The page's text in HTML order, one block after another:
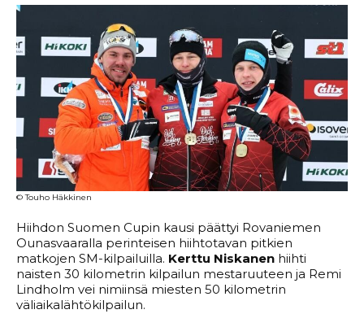
© Touho Häkkinen
Hiihdon Suomen Cupin kausi päättyi Rovaniemen
Ounasvaaralla perinteisen hiihtotavan pitkien
matkojen SM-kilpailuilla. Kerttu Niskanen hiihti
naisten 30 kilometrin kilpailun mestaruuteen ja Remi
Lindholm vei nimiinsä miesten 50 kilometrin
väliaikalähtökilpailun.